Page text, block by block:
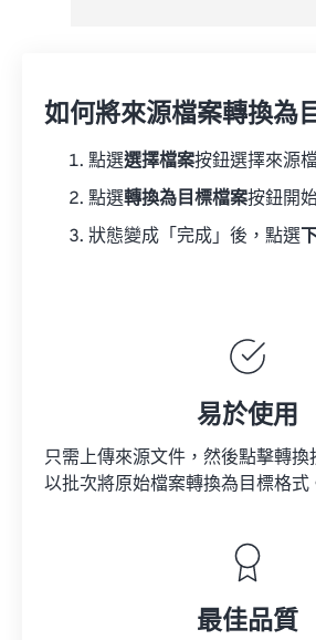
如何將來源檔案轉換為
點選選擇檔案按鈕選擇來源
點選轉換為目標檔案按鈕開
狀態變成「完成」後，點選
易於使用
只需上傳來源文件，然後點擊轉換
以批次將原始檔案轉換為目標格式
最佳品質